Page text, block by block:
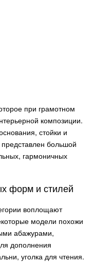
при грамотном
композиции.
стойки и
большой
гармоничных
форм и стилей
воплощают
модели похожи
абажурами,
дополнения
уголка для чтения.